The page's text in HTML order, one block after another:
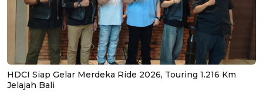
HDCI Siap Gelar Merdeka Ride 2026, Touring 1.216 Km
Jelajah Bali